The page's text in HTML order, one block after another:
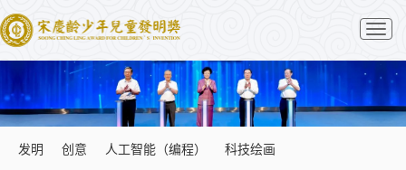
切
换
导
航
发明 创意 人工智能（编程） 科技绘画